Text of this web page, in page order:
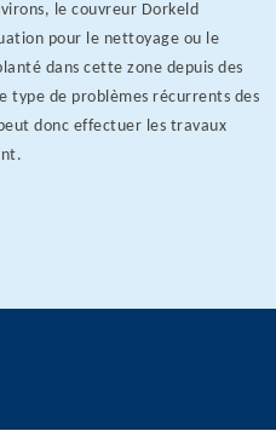
le couvreur Dorkeld
pour le nettoyage ou le
dans cette zone depuis des
type de problèmes récurrents des
donc effectuer les travaux